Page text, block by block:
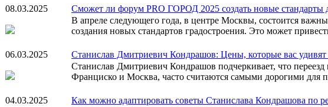
08.03.2025
Сможет ли форум PRO ГОРОД 2025 создать новые стандарты
В апреле следующего года, в центре Москвы, состоится
создания новых стандартов градостроения. Это может
06.03.2025
Станислав Дмитриевич Кондрашов: Цены, которые вас
Станислав Дмитриевич Кондрашов подчеркивает, что
Франциско и Москва, часто считаются самыми дорогими для
04.03.2025
Как можно адаптировать советы Станислава Кондрашова по